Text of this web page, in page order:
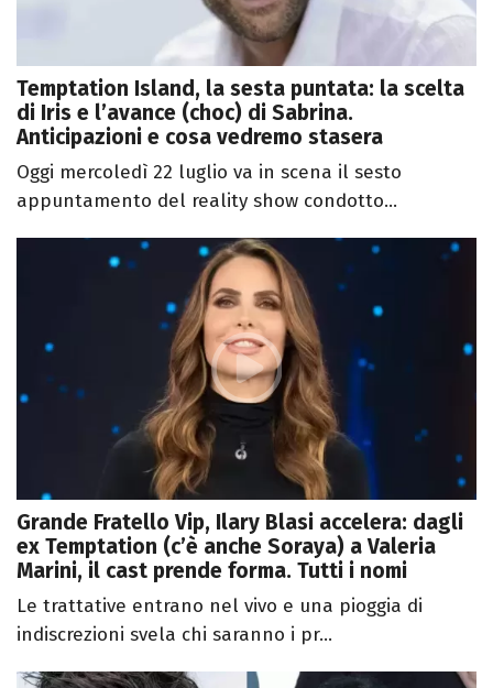
Temptation Island, la sesta puntata: la scelta
di Iris e l’avance (choc) di Sabrina.
Anticipazioni e cosa vedremo stasera
Oggi mercoledì 22 luglio va in scena il sesto
appuntamento del reality show condotto...
Grande Fratello Vip, Ilary Blasi accelera: dagli
ex Temptation (c’è anche Soraya) a Valeria
Marini, il cast prende forma. Tutti i nomi
Le trattative entrano nel vivo e una pioggia di
indiscrezioni svela chi saranno i pr...